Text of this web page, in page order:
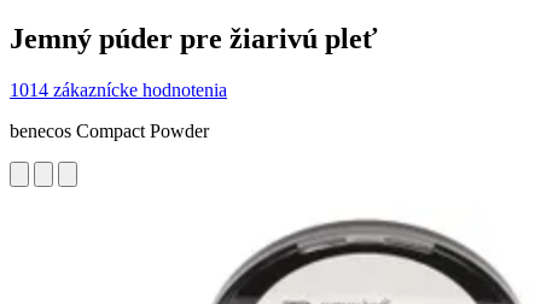
Jemný púder pre žiarivú pleť
1014 zákaznícke hodnotenia
benecos Compact Powder